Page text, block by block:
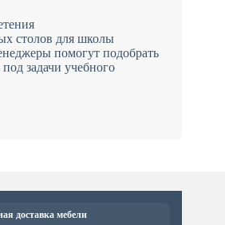
столов для школы
помогут подобрать
задачи учебного
доставка мебели